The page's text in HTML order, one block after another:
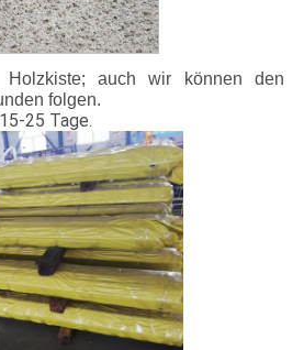
Holzkiste; auch wir können den
folgen.
25 Tage.